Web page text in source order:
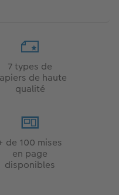
7 types de
de haute
qualité
de 100 mises
en page
disponibles​